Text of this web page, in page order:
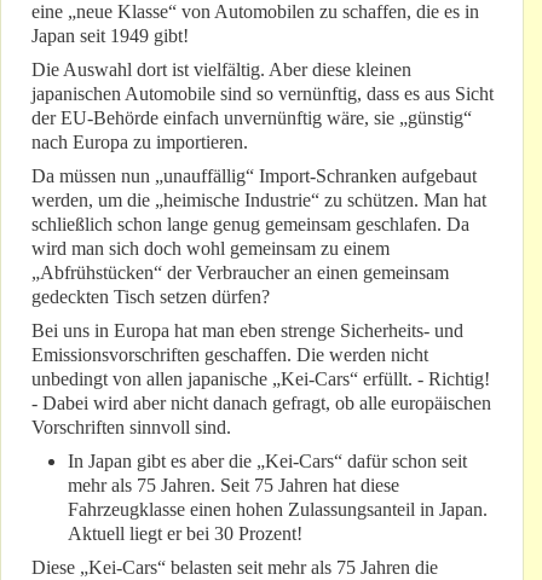
eine „neue Klasse“ von Automobilen zu schaffen, die es in
Japan seit 1949 gibt!
Die Auswahl dort ist vielfältig. Aber diese kleinen
japanischen Automobile sind so vernünftig, dass es aus Sicht
der EU-Behörde einfach unvernünftig wäre, sie „günstig“
nach Europa zu importieren.
Da müssen nun „unauffällig“ Import-Schranken aufgebaut
werden, um die „heimische Industrie“ zu schützen. Man hat
schließlich schon lange genug gemeinsam geschlafen. Da
wird man sich doch wohl gemeinsam zu einem
„Abfrühstücken“ der Verbraucher an einen gemeinsam
gedeckten Tisch setzen dürfen?
Bei uns in Europa hat man eben strenge Sicherheits- und
Emissionsvorschriften geschaffen. Die werden nicht
unbedingt von allen japanische „Kei-Cars“ erfüllt. - Richtig!
- Dabei wird aber nicht danach gefragt, ob alle europäischen
Vorschriften sinnvoll sind.
In Japan gibt es aber die „Kei-Cars“ dafür schon seit
mehr als 75 Jahren. Seit 75 Jahren hat diese
Fahrzeugklasse einen hohen Zulassungsanteil in Japan.
Aktuell liegt er bei 30 Prozent!
Diese „Kei-Cars“ belasten seit mehr als 75 Jahren die